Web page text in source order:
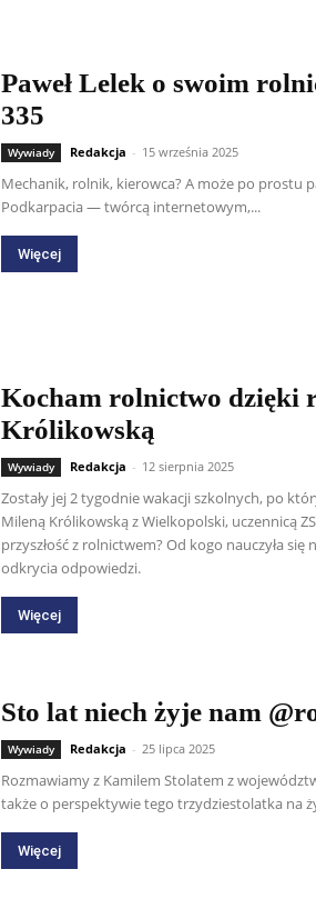
Paweł Lelek o swoim
335
Wywiady Redakcja - 15 września 2025
Mechanik, rolnik, kierowca? A może po prostu
Podkarpacia — twórcą internetowym,...
Więcej
Kocham rolnictwo dzięki
Królikowską
Wywiady Redakcja - 12 sierpnia 2025
Zostały jej 2 tygodnie wakacji szkolnych, po
Mileną Królikowską z Wielkopolski, uczennicą
przyszłość z rolnictwem? Od kogo nauczyła
odkrycia odpowiedzi.
Więcej
Sto lat niech żyje nam
Wywiady Redakcja - 25 lipca 2025
Rozmawiamy z Kamilem Stolatem z
także o perspektywie tego trzydziestolatka na
Więcej